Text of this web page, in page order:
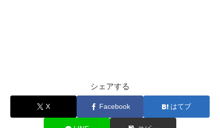
シェアする
X Facebook はてブ